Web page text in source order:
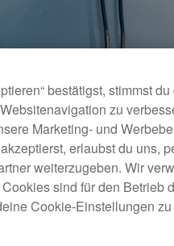
bestätigst, stimmst
zu
Marketing- und
erlaubst du uns,
weiterzugeben. Wir
sind für den Betrieb
Cookie-Einstellungen